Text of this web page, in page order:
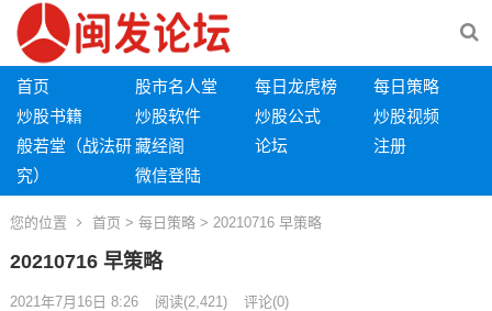
首页 股市名人堂 每日龙虎榜
每日策略
炒股书籍
炒股软件 炒股公式
炒股视频
般若堂（战法研
究）
藏经阁 论坛
注册
微信登陆
您的位置 首页 > 每日策略 > 20210716 早策略
20210716 早策略
2021年7月16日 8:26 阅读(2,421) 评论(0)